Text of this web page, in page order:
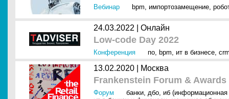
Вебинар bpm, импортозамещение,
24.03.2022 | Онлайн
Low-code Day 2022
Конференция по, bpm, ит в бизнесе,
13.02.2020 | Москва
Frankenstein Forum & Awards
Форум банки, дбо, иб (информационная